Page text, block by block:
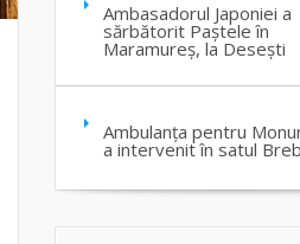
Ambasadorul Japoniei a
sărbătorit Paștele în
Maramureș, la Desești
Ambulanța pentru
a intervenit în satul Breb